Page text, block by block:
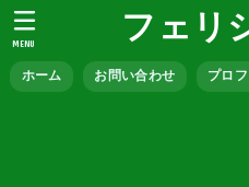
フェリ
ホーム お問い合わせ プロ
MENU